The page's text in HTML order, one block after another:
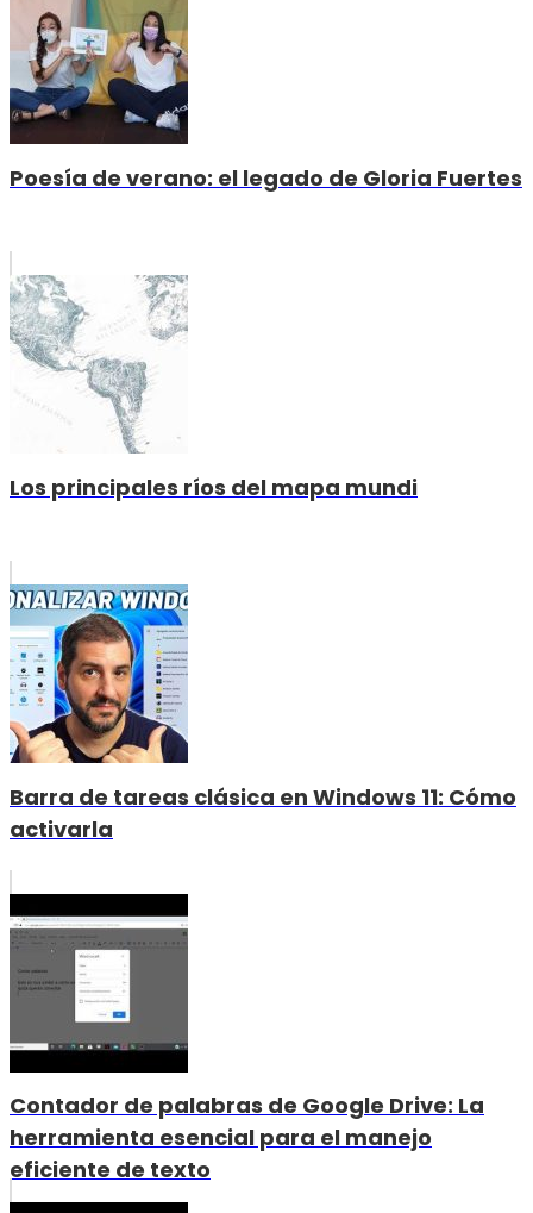
Poesía de verano: el legado de Gloria Fuertes
Los principales ríos del mapa mundi
Barra de tareas clásica en Windows 11: Cómo
activarla
Contador de palabras de Google Drive: La
herramienta esencial para el manejo
eficiente de texto